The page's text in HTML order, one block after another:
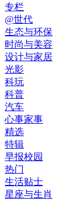
专栏
@世代
生态与环保
时尚与美容
设计与家居
光影
科玩
科普
汽车
心事家事
精选
特辑
早报校园
热门
生活贴士
星座与生肖